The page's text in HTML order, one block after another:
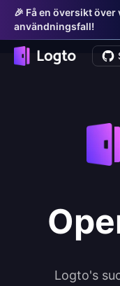
🎉 Få en översikt
användningsfall!
Logto's